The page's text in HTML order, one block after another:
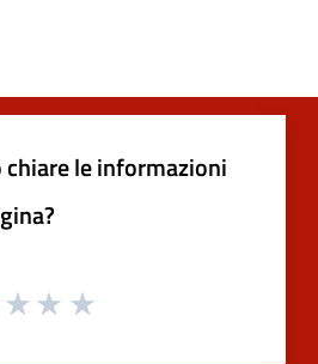
chiare le informazioni